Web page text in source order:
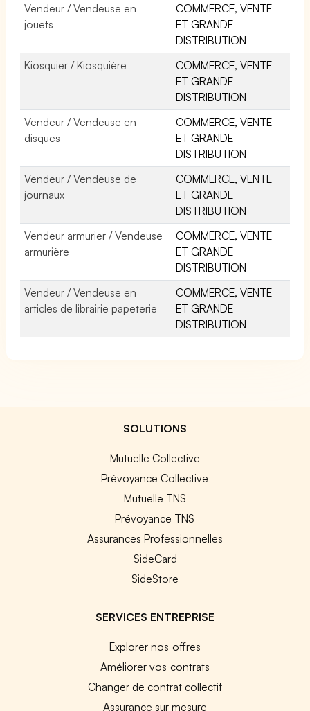
Vendeur / Vendeuse en
jouets
COMMERCE, VENTE
ET GRANDE
DISTRIBUTION
Kiosquier / Kiosquière
COMMERCE, VENTE
ET GRANDE
DISTRIBUTION
Vendeur / Vendeuse en
disques
COMMERCE, VENTE
ET GRANDE
DISTRIBUTION
Vendeur / Vendeuse de
journaux
COMMERCE, VENTE
ET GRANDE
DISTRIBUTION
Vendeur armurier / Vendeuse
armurière
COMMERCE, VENTE
ET GRANDE
DISTRIBUTION
Vendeur / Vendeuse en
articles de librairie papeterie
COMMERCE, VENTE
ET GRANDE
DISTRIBUTION
SOLUTIONS
Mutuelle Collective
Prévoyance Collective
Mutuelle TNS
Prévoyance TNS
Assurances Professionnelles
SideCard
SideStore
SERVICES ENTREPRISE
Explorer nos offres
Améliorer vos contrats
Changer de contrat collectif
Assurance sur mesure